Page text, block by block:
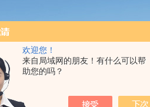
欢迎您！
来自局域网的朋友！有什么可以帮
助您的吗？